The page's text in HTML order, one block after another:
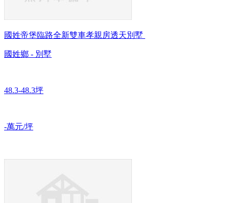
國姓帝堡臨路全新雙車孝親房透天別墅
國姓鄉 - 別墅
48.3-48.3坪
-萬元/坪